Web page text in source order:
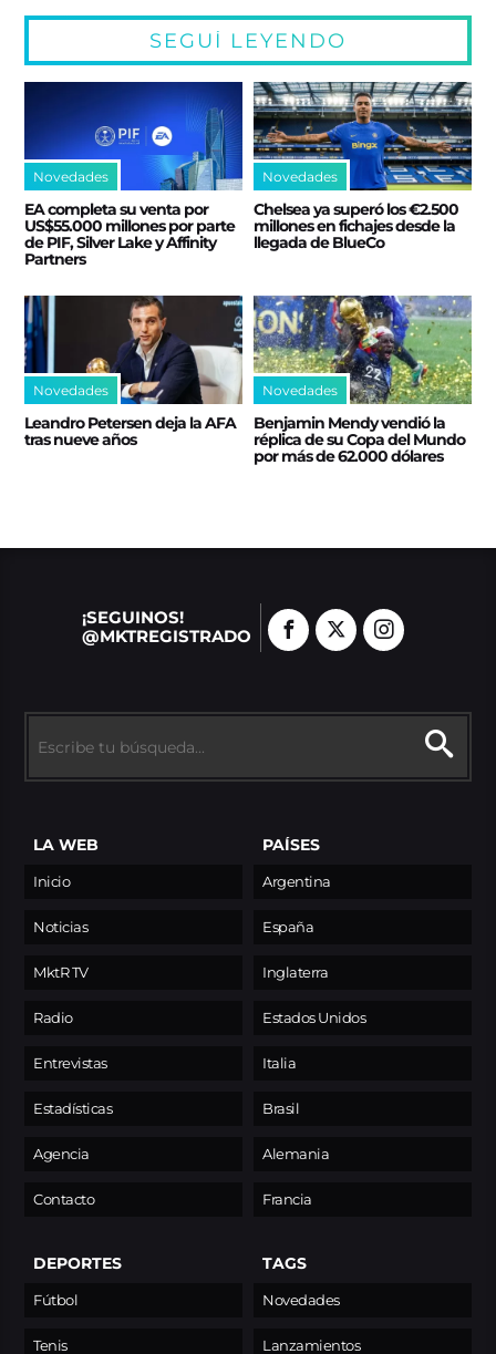
SEGUÍ LEYENDO
Novedades
EA completa su venta por
US$55.000 millones por parte
de PIF, Silver Lake y Affinity
Partners
Novedades
Chelsea ya superó los €2.500
millones en fichajes desde la
llegada de BlueCo
Novedades
Leandro Petersen deja la AFA
tras nueve años
Novedades
Benjamin Mendy vendió la
réplica de su Copa del Mundo
por más de 62.000 dólares
¡SEGUINOS!
@MKTREGISTRADO
LA WEB
Inicio
Noticias
MktR TV
Radio
Entrevistas
Estadísticas
Agencia
Contacto
PAÍSES
Argentina
España
Inglaterra
Estados Unidos
Italia
Brasil
Alemania
Francia
DEPORTES
Fútbol
Tenis
TAGS
Novedades
Lanzamientos